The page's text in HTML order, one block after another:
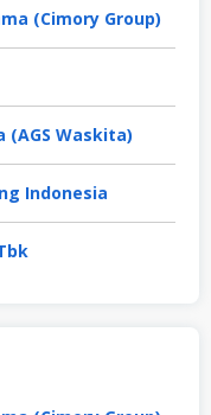
(Cimory Group)
(AGS Waskita)
Indonesia